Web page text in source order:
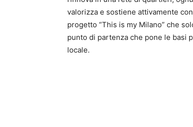
valorizza e sostiene attivamente
progetto “This is my Milano” che
punto di partenza che pone le basi
locale.